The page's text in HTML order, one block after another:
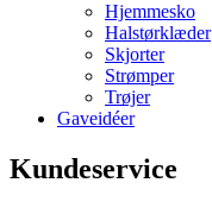
Hjemmesko
Halstørklæder
Skjorter
Strømper
Trøjer
Gaveidéer
Kundeservice